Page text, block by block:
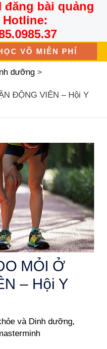
đăng bài quảng
Hotline:
VÕ MIỄN PHÍ
dưỡng
ĐỘNG VIÊN – Hội Y
MỎI Ở
– Hội Y
và Dinh dưỡng,